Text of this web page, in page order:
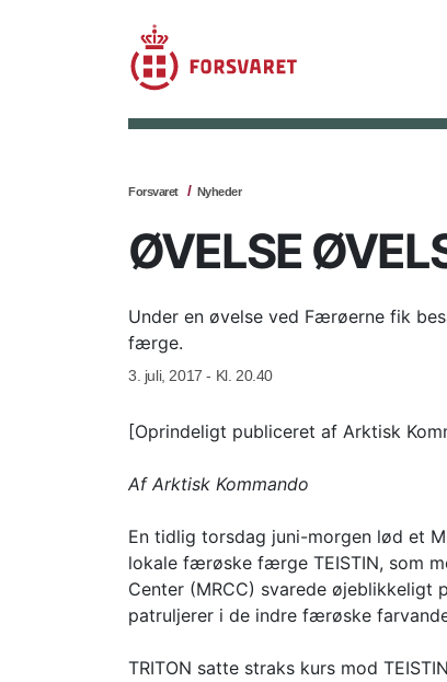
Forsvaret Nyheder
ØVELSE
Under en øvelse ved Færøerne fik
færge.
3. juli, 2017 - Kl. 20.40
[Oprindeligt publiceret af Arktisk
Af Arktisk Kommando
En tidlig torsdag juni-morgen lød et
lokale færøske færge TEISTIN, som
Center (MRCC) svarede
patruljerer i de indre færøske
TRITON satte straks kurs mod